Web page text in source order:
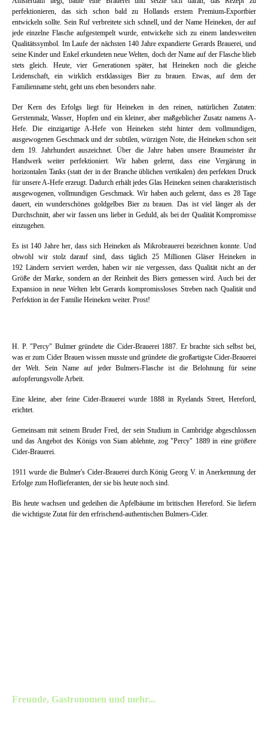
perfektionieren, das sich schon bald zu Hollands erstem Premium-Exportbier
entwickeln sollte. Sein Ruf verbreitete sich schnell, und der Name Heineken, der auf
jede einzelne Flasche aufgestempelt wurde, entwickelte sich zu einem landesweiten
Qualitätssymbol. Im Laufe der nächsten 140 Jahre expandierte Gerards Brauerei, und
seine Kinder und Enkel erkundeten neue Welten, doch der Name auf der Flasche blieb
stets gleich. Heute, vier Generationen später, hat Heineken noch die gleiche
Leidenschaft, ein wirklich erstklassiges Bier zu brauen. Etwas, auf dem der
Familienname steht, geht uns eben besonders nahe.
Der Kern des Erfolgs liegt für Heineken in den reinen, natürlichen Zutaten:
Gerstenmalz, Wasser, Hopfen und ein kleiner, aber maßgeblicher Zusatz namens A-
Hefe. Die einzigartige A-Hefe von Heineken steht hinter dem vollmundigen,
ausgewogenen Geschmack und der subtilen, würzigen Note, die Heineken schon seit
dem 19. Jahrhundert auszeichnet. Über die Jahre haben unsere Braumeister ihr
Handwerk weiter perfektioniert. Wir haben gelernt, dass eine Vergärung in
horizontalen Tanks (statt der in der Branche üblichen vertikalen) den perfekten Druck
für unsere A-Hefe erzeugt. Dadurch erhält jedes Glas Heineken seinen charakteristisch
ausgewogenen, vollmundigen Geschmack. Wir haben auch gelernt, dass es 28 Tage
dauert, ein wunderschönes goldgelbes Bier zu brauen. Das ist viel länger als der
Durchschnitt, aber wir fassen uns lieber in Geduld, als bei der Qualität Kompromisse
einzugehen.
Es ist 140 Jahre her, dass sich Heineken als Mikrobrauerei bezeichnen konnte. Und
obwohl wir stolz darauf sind, dass täglich 25 Millionen Gläser Heineken in
192 Ländern serviert werden, haben wir nie vergessen, dass Qualität nicht an der
Größe der Marke, sondern an der Reinheit des Biers gemessen wird. Auch bei der
Expansion in neue Welten lebt Gerards kompromissloses Streben nach Qualität und
Perfektion in der Familie Heineken weiter. Prost!
H. P. "Percy" Bulmer gründete die Cider-Brauerei 1887. Er brachte sich selbst bei,
was er zum Cider Brauen wissen musste und gründete die großartigste Cider-Brauerei
der Welt. Sein Name auf jeder Bulmers-Flasche ist die Belohnung für seine
aufopferungsvolle Arbeit.
Eine kleine, aber feine Cider-Brauerei wurde 1888 in Ryelands Street, Hereford,
erichtet.
Gemeinsam mit seinem Bruder Fred, der sein Studium in Cambridge abgeschlossen
und das Angebot des Königs von Siam ablehnte, zog "Percy" 1889 in eine größere
Cider-Brauerei.
1911 wurde die Bulmer's Cider-Brauerei durch König Georg V. in Anerkennung der
Erfolge zum Hoflieferanten, der sie bis heute noch sind.
Bis heute wachsen und gedeihen die Apfelbäume im britischen Hereford. Sie liefern
die wichtigste Zutat für den erfrischend-authentischen Bulmers-Cider.
Freunde, Gastronomen und mehr...